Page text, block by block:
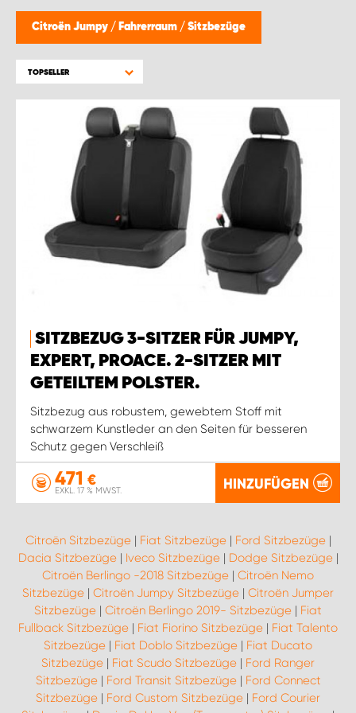
Citroën Jumpy / Fahrerraum / Sitzbezüge
TOPSELLER
SITZBEZUG 3-SITZER FÜR JUMPY,
EXPERT, PROACE. 2-SITZER MIT
GETEILTEM POLSTER.
Sitzbezug aus robustem, gewebtem Stoff mit
schwarzem Kunstleder an den Seiten für besseren
Schutz gegen Verschleiß
471 €
EXKL. 17 % MWST. HINZUFÜGEN
Citroën Sitzbezüge| Fiat Sitzbezüge| Ford Sitzbezüge|
Dacia Sitzbezüge| Iveco Sitzbezüge| Dodge Sitzbezüge|
Citroën Berlingo -2018 Sitzbezüge | Citroën Nemo
Sitzbezüge | Citroën Jumpy Sitzbezüge | Citroën Jumper
Sitzbezüge | Citroën Berlingo 2019- Sitzbezüge | Fiat
Fullback Sitzbezüge | Fiat Fiorino Sitzbezüge | Fiat Talento
Sitzbezüge | Fiat Doblo Sitzbezüge | Fiat Ducato
Sitzbezüge | Fiat Scudo Sitzbezüge | Ford Ranger
Sitzbezüge| Ford Transit Sitzbezüge| Ford Connect
Sitzbezüge | Ford Custom Sitzbezüge | Ford Courier